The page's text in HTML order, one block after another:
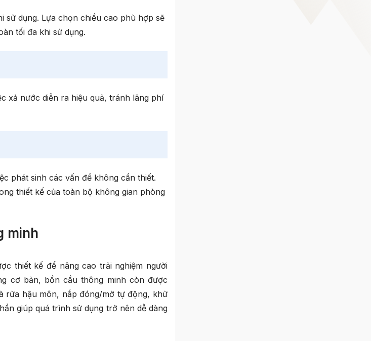
dụng. Lựa chọn chiều cao phù hợp sẽ
tối đa khi sử dụng.
xả nước diễn ra hiệu quả, tránh lãng phí
phát sinh các vấn đề không cần thiết.
thiết kế của toàn bộ không gian phòng
minh
thiết kế để nâng cao trải nghiệm người
cơ bản, bồn cầu thông minh còn được
rửa hậu môn, nắp đóng/mở tự động, khử
giúp quá trình sử dụng trở nên dễ dàng